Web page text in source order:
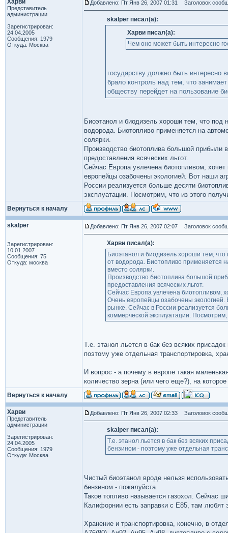
Харви
Представитель
администрации
Зарегистрирован:
24.04.2005
Сообщения: 1979
Откуда: Москва
Добавлено: Пт Янв 26, 2007 01:31 Заголовок
skalper писал(а):
Харви писал(а):
Чем оно может быть интересно
государству должно быть интересно
брало контроль над тем, что
обществу перейдет на пользование
Биоэтанол и биодизель хороши тем, что под
водорода. Биотопливо применяется на
солярки.
Производство биотоплива большой прибыли
предоставления всяческих льгот.
Сейчас Европа увлечена биотопливом,
европейцы озабочены экологией. Вот наши
России реализуется больше десяти
эксплуатации. Посмотрим, что из этого
Вернуться к началу
skalper
Зарегистрирован:
10.01.2007
Сообщения: 75
Откуда: москва
Добавлено: Пт Янв 26, 2007 02:07 Заголовок
Харви писал(а):
Биоэтанол и биодизель хороши тем,
от водорода. Биотопливо применяется
вместо солярки.
Производство биотоплива большой
предоставления всяческих льгот.
Сейчас Европа увлечена биотопливом,
Очень европейцы озабочены
рынке. Сейчас в России реализуется
коммерческой эксплуатации. Посмотрим,
Т.е. этанол льется в бак без всяких
поэтому уже отдельная транспортировка,
И вопрос - а почему в европе такая
количество зерна (или чего еще?), на
Вернуться к началу
Харви
Представитель
администрации
Зарегистрирован:
24.04.2005
Сообщения: 1979
Откуда: Москва
Добавлено: Пт Янв 26, 2007 02:33 Заголовок
skalper писал(а):
Т.е. этанол льется в бак без всяких
бензином - поэтому уже отдельная
Чистый биоэтанол вроде нельзя
бензином - пожалуйста.
Такое топливо называется газохол. Сейчас
Калифорнии есть заправки с E85, там любят
Хранение и транспортировка, конечно, в